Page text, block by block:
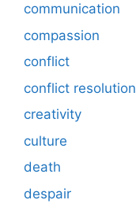
communication
compassion
conflict
conflict resolution
creativity
culture
death
despair